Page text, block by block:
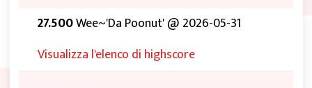
27.500Wee~'Da Poonut' @ 2026-05-31
Visualizza l'elenco di highscore